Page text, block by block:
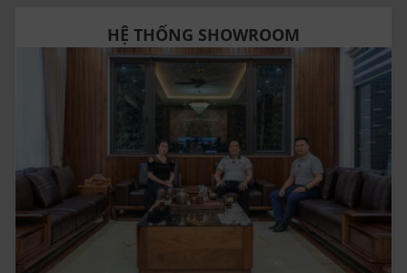
hành 26 tháng và bảo trì trọn đời.
Còn gì tuyệt vời hơn khi mua nội thất tại ZITO. Là đơn vị
sở hữu xưởng sản xuất nội thất, ZITO luôn mang đến
cho quý khách hàng những mẫu sofa mới nhất đảm
bảo chất lượng và giá thành tốt nhất thị trường.
Để trải nghiệm sản phẩm nội thất gỗ óc chó tại ZITO
xin mời quý vị hàng đến hệ thống 5 showroom phân
bổ khắp miền Bắc. Hoặc để lại SĐT chuyên viên ZITO sẽ
liên hệ hỗ trợ chi tiết.
HỆ THỐNG SHOWROOM